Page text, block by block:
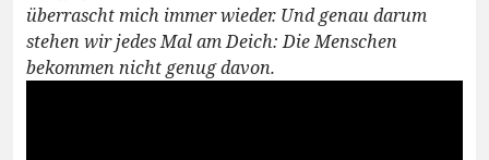
überrascht mich immer wieder. Und genau darum
stehen wir jedes Mal am Deich: Die Menschen
bekommen nicht genug davon.